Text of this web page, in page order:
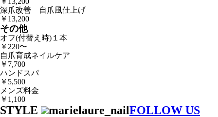
深爪改善 自爪風仕上げ
￥13,200
その他
オフ(付替え時)１本
￥220〜
自爪育成ネイルケア
￥7,700
ハンドスパ
￥5,500
メンズ料金
￥1,100
STYLE marielaure_nailFOLLOW US